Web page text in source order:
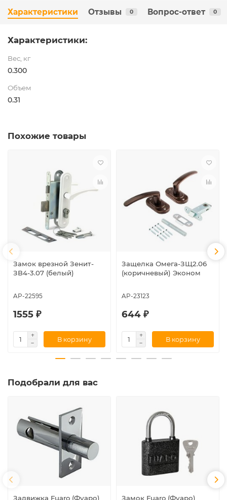
Характеристики Отзывы 0 Вопрос-ответ 0
Характеристики:
Вес, кг
0.300
Объем
0.31
Похожие товары
Замок врезной Зенит-
ЗВ4-3.07 (белый)
AP-22595
1555 ₽
В корзину
Защелка Омега-ЗЩ2.06
(коричневый) Эконом
AP-23123
644 ₽
В корзину
Подобрали для вас
Задвижка Fuaro (Фуаро)
Замок Fuaro (Фуаро)